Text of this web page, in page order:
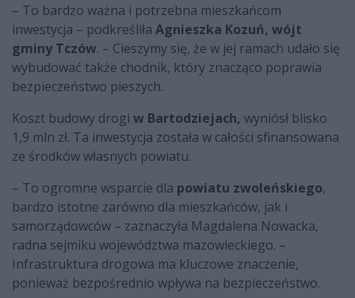
– To bardzo ważna i potrzebna mieszkańcom
inwestycja – podkreśliła Agnieszka Kozuń, wójt
gminy Tczów. – Cieszymy się, że w jej ramach udało się
wybudować także chodnik, który znacząco poprawia
bezpieczeństwo pieszych.
Koszt budowy drogi w Bartodziejach, wyniósł blisko
1,9 mln zł. Ta inwestycja została w całości sfinansowana
ze środków własnych powiatu.
– To ogromne wsparcie dla powiatu zwoleńskiego,
bardzo istotne zarówno dla mieszkańców, jak i
samorządowców – zaznaczyła Magdalena Nowacka,
radna sejmiku województwa mazowieckiego. –
Infrastruktura drogowa ma kluczowe znaczenie,
ponieważ bezpośrednio wpływa na bezpieczeństwo.